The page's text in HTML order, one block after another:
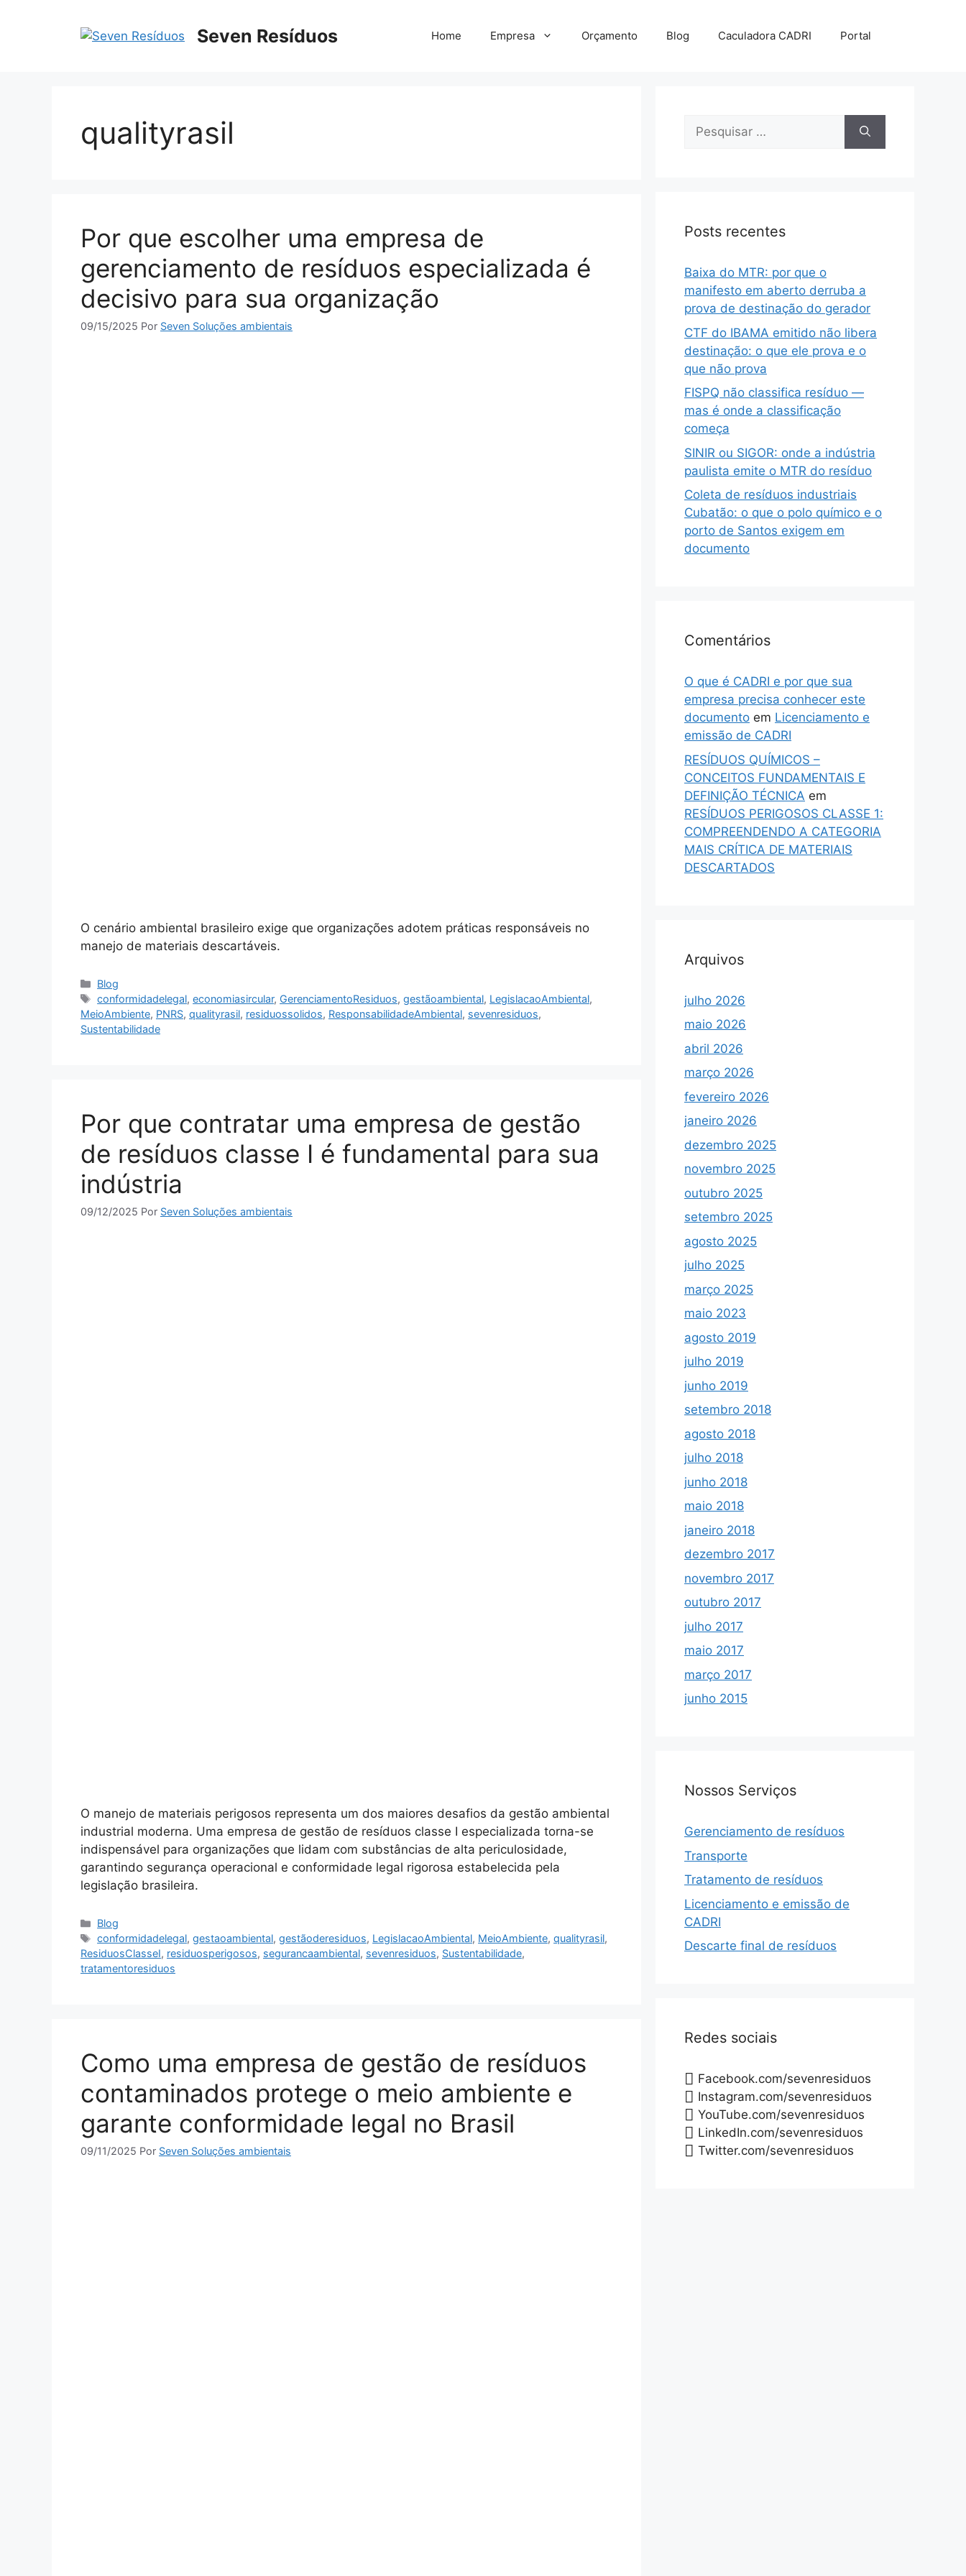
Seven Resíduos Home Empresa Orçamento Blog Caculadora CADRI Portal
qualityrasil
Por que escolher uma empresa de
gerenciamento de resíduos especializada é
decisivo para sua organização
09/15/2025 Por Seven Soluções ambientais
O cenário ambiental brasileiro exige que organizações adotem práticas responsáveis no
manejo de materiais descartáveis.
Blog
conformidadelegal,economiasircular, GerenciamentoResiduos,gestãoambiental, LegislacaoAmbiental,
MeioAmbiente, PNRS, qualityrasil, residuossolidos, ResponsabilidadeAmbiental, sevenresiduos,
Sustentabilidade
Por que contratar uma empresa de gestão
de resíduos classe I é fundamental para sua
indústria
09/12/2025 Por Seven Soluções ambientais
O manejo de materiais perigosos representa um dos maiores desafios da gestão ambiental
industrial moderna. Uma empresa de gestão de resíduos classe I especializada torna-se
indispensável para organizações que lidam com substâncias de alta periculosidade,
garantindo segurança operacional e conformidade legal rigorosa estabelecida pela
legislação brasileira.
Blog
conformidadelegal,gestaoambiental,gestãoderesiduos, LegislacaoAmbiental, MeioAmbiente,qualityrasil,
ResiduosClasseI, residuosperigosos, segurancaambiental, sevenresiduos, Sustentabilidade,
tratamentoresiduos
Como uma empresa de gestão de resíduos
contaminados protege o meio ambiente e
garante conformidade legal no Brasil
09/11/2025 Por Seven Soluções ambientais
Posts recentes
Baixa do MTR: por que o
manifesto em aberto derruba a
prova de destinação do gerador
CTF do IBAMA emitido não libera
destinação: o que ele prova e o
que não prova
FISPQ não classifica resíduo —
mas é onde a classificação
começa
SINIR ou SIGOR: onde a indústria
paulista emite o MTR do resíduo
Coleta de resíduos industriais
Cubatão: o que o polo químico e o
porto de Santos exigem em
documento
Comentários
O que é CADRI e por que sua
empresa precisa conhecer este
documento em Licenciamento e
emissão de CADRI
RESÍDUOS QUÍMICOS –
CONCEITOS FUNDAMENTAIS E
DEFINIÇÃO TÉCNICA em
RESÍDUOS PERIGOSOS CLASSE 1:
COMPREENDENDO A CATEGORIA
MAIS CRÍTICA DE MATERIAIS
DESCARTADOS
Arquivos
julho 2026
maio 2026
abril 2026
março 2026
fevereiro 2026
janeiro 2026
dezembro 2025
novembro 2025
outubro 2025
setembro 2025
agosto 2025
julho 2025
março 2025
maio 2023
agosto 2019
julho 2019
junho 2019
setembro 2018
agosto 2018
julho 2018
junho 2018
maio 2018
janeiro 2018
dezembro 2017
novembro 2017
outubro 2017
julho 2017
maio 2017
março 2017
junho 2015
Nossos Serviços
Gerenciamento de resíduos
Transporte
Tratamento de resíduos
Licenciamento e emissão de
CADRI
Descarte final de resíduos
Redes sociais
Facebook.com/sevenresiduos
Instagram.com/sevenresiduos
YouTube.com/sevenresiduos
LinkedIn.com/sevenresiduos
Twitter.com/sevenresiduos